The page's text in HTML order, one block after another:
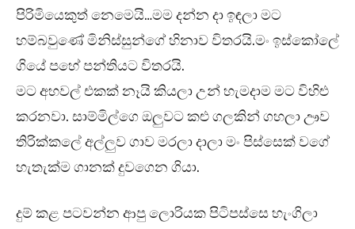
පිරිමියෙකුත් නෙමෙයි…මම දන්න දා ඉඳලා මට
හම්බවුණේ මිනිස්සුන්ගේ හිනාව විතරයි.මං ඉස්කෝලේ
ගියේ පහේ පන්තියට විතරයි.
මට අහවල් එකක් නෑයි කියලා උන් හැමදාම මට විහිළු
කරනවා. සාම්මිල්ගෙ ඔලුවට කළු ගලකින් ගහලා ඌව
තිරික්කලේ අල්ලුව ගාව මරලා දාලා මං පිස්සෙක් වගේ
හැතැක්ම ගානක් දුවගෙන ගියා.
දුම් කළ පටවන්න ආපු ලොරියක පිටිපස්සෙ හැංගිලා